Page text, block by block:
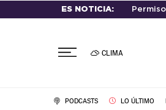
ES NOTICIA:
CLIMA
PODCASTS LO ÚLTIMO